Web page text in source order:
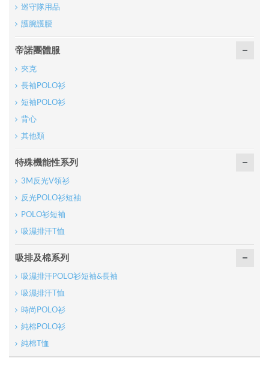
巡守隊用品
護腕護腰
帝諾團體服
夾克
長袖POLO衫
短袖POLO衫
背心
其他類
特殊機能性系列
3M反光V領衫
反光POLO衫短袖
POLO衫短袖
吸濕排汗T恤
吸排及棉系列
吸濕排汗POLO衫短袖&長袖
吸濕排汗T恤
時尚POLO衫
純棉POLO衫
純棉T恤